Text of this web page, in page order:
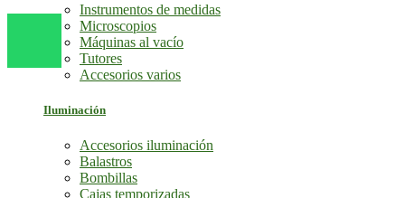
Instrumentos de medidas
Microscopios
Máquinas al vacío
Tutores
Accesorios varios
Iluminación
Accesorios iluminación
Balastros
Bombillas
Cajas temporizadas